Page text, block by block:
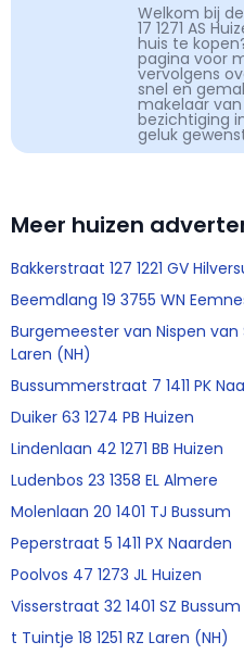
Welkom bij
17 1271 AS
huis te
pagina voor
vervolgens
snel en
makelaar
bezichtiging
geluk
Meer huizen
Bakkerstraat 127 1221 GV
Beemdlang 19 3755 WN
Burgemeester van Nispen van
Laren (NH)
Bussummerstraat 7 1411 PK
Duiker 63 1274 PB Huizen
Lindenlaan 42 1271 BB Huizen
Ludenbos 23 1358 EL Almere
Molenlaan 20 1401 TJ Bussum
Peperstraat 5 1411 PX Naarden
Poolvos 47 1273 JL Huizen
Visserstraat 32 1401 SZ Bussum
t Tuintje 18 1251 RZ Laren (NH)